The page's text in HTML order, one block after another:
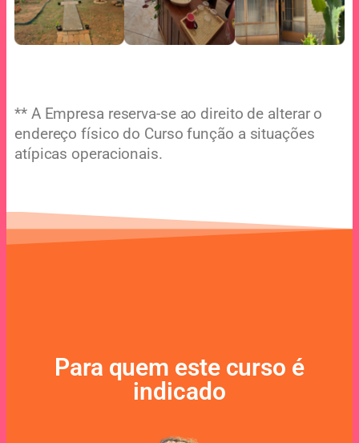
** A Empresa reserva-se ao direito de alterar o
endereço físico do Curso função a situações
atípicas operacionais.
Para quem este curso é
indicado